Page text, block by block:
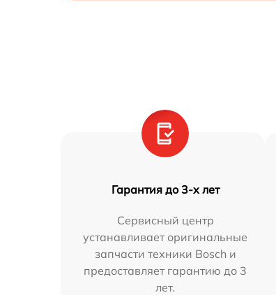
Гарантия до 3-х лет
Сервисный центр
устанавливает оригинальные
запчасти техники Bosch и
предоставляет гарантию до 3
лет.